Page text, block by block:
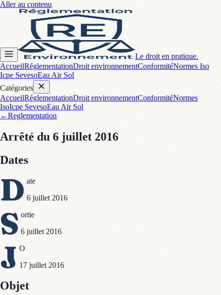
Aller au contenu
Le droit en pratique.
AccueilRéglementationDroit environnementConformitéNormes Iso
Icpe SevesoEau Air Sol
Catégories
AccueilRéglementationDroit environnementConformitéNormes
IsoIcpe SevesoEau Air Sol
←Reglementation
Arrêté du 6 juillet 2016
Dates
D ate
6 juillet 2016
S ortie
6 juillet 2016
J O
17 juillet 2016
Objet